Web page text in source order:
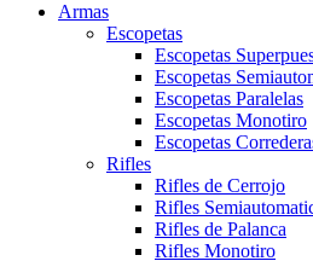
Armas
Escopetas
Escopetas
Escopetas
Escopetas Paralelas
Escopetas Monotiro
Escopetas
Rifles
Rifles de Cerrojo
Rifles
Rifles de Palanca
Rifles Monotiro